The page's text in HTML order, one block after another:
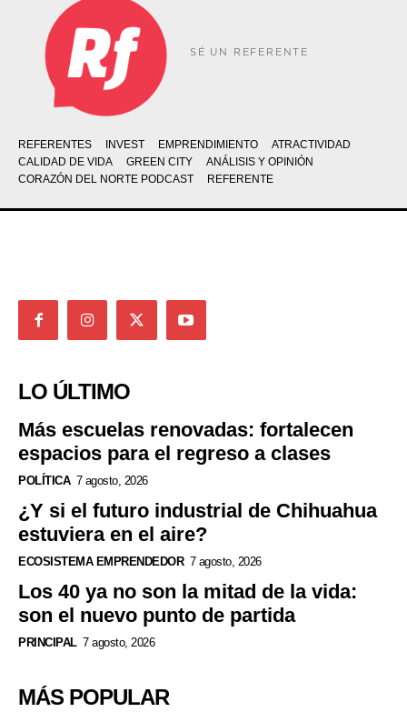
SÉ UN REFERENTE
REFERENTES INVEST EMPRENDIMIENTO
ATRACTIVIDAD
CALIDAD DE VIDA
GREEN CITY
ANÁLISIS Y OPINIÓN
CORAZÓN DEL NORTE PODCAST
REFERENTE
LO ÚLTIMO
Más escuelas renovadas: fortalecen
espacios para el regreso a clases
POLÍTICA 7 agosto, 2026
¿Y si el futuro industrial de Chihuahua
estuviera en el aire?
ECOSISTEMA EMPRENDEDOR 7 agosto, 2026
Los 40 ya no son la mitad de la vida:
son el nuevo punto de partida
PRINCIPAL 7 agosto, 2026
MÁS POPULAR